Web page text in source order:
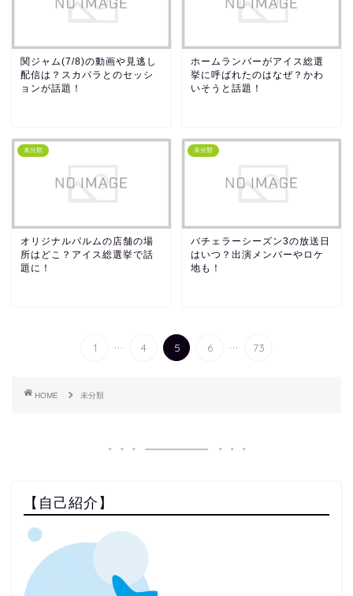
関ジャム(7/8)の動画や見逃し
配信は？スカパラとのセッシ
ョンが話題！
ホームランバーがアイス総選
挙に呼ばれたのはなぜ？かわ
いそうと話題！
未分類
オリジナルパルムの店舗の場
所はどこ？アイス総選挙で話
題に！
未分類
バチェラーシーズン3の放送日
はいつ？出演メンバーやロケ
地も！
1 ... 4 5 6 ... 73
HOME 未分類
【自己紹介】